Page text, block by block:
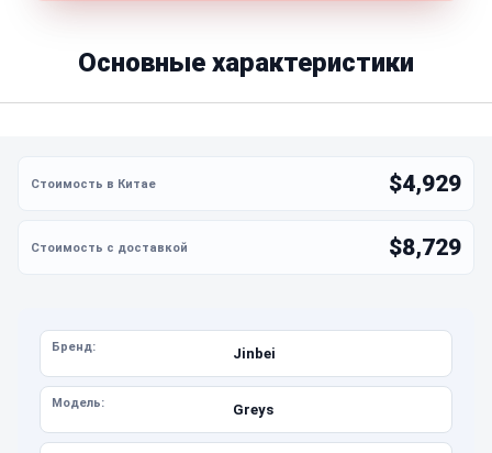
Основные характеристики
$4,929
$8,729
Бренд: Jinbei
Модель: Greys